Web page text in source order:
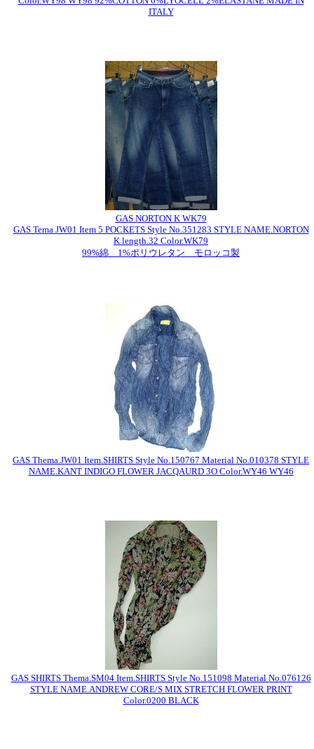
ITALY
GAS NORTON K WK79
GAS Tema JW01 Item 5 POCKETS Style No.351283 STYLE NAME.NORTON
K length.32 Color.WK79
99%綿 1%ポリウレタン モロッコ製
GAS Thema.JW01 Item.SHIRTS Style No.150767 Material No.010378 STYLE
NAME.KANT INDIGO FLOWER JACQAURD 3O Color.WY46 WY46
GAS SHIRTS Thema.SM04 Item.SHIRTS Style No.151098 Material No.076126
STYLE NAME.ANDREW CORE/S MIX STRETCH FLOWER PRINT
Color.0200 BLACK